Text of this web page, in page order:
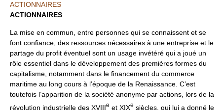
ACTIONNAIRES
ACTIONNAIRES
La mise en commun, entre personnes qui se connaissent et se
font confiance, des ressources nécessaires à une entreprise et le
partage du profit éventuel sont un usage invétéré qui a joué un
rôle essentiel dans le développement des premières formes du
capitalisme, notamment dans le financement du commerce
maritime au long cours à l’époque de la Renaissance. C’est
toutefois l’apparition de la société anonyme par actions, lors de la
révolution industrielle des XVIIIe et XIXe siècles, qui lui a donné le